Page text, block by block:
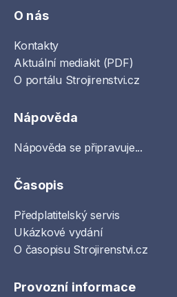
O nás
Kontakty
Aktuální mediakit (PDF)
O portálu Strojirenstvi.cz
Nápověda
Nápověda se připravuje...
Časopis
Předplatitelský servis
Ukázkové vydání
O časopisu Strojirenstvi.cz
Provozní informace